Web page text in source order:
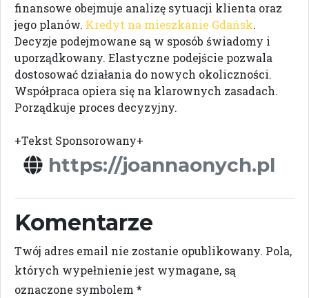
finansowe obejmuje analizę sytuacji klienta oraz
jego planów. Kredyt na mieszkanie Gdańsk.
Decyzje podejmowane są w sposób świadomy i
uporządkowany. Elastyczne podejście pozwala
dostosować działania do nowych okoliczności.
Współpraca opiera się na klarownych zasadach.
Porządkuje proces decyzyjny.
+Tekst Sponsorowany+
https://joannaonych.pl
Komentarze
Twój adres email nie zostanie opublikowany. Pola,
których wypełnienie jest wymagane, są
oznaczone symbolem *